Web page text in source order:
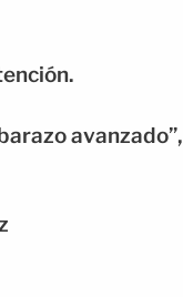
avanzado”,